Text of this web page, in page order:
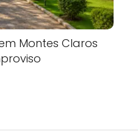
Montes Claros